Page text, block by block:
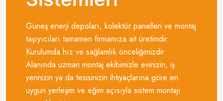
Güneş enerji depoları, kolektör panelleri ve montaj
taşıyıcıları tamamen firmamıza ait üretimdir.
Kurulumda hız ve sağlamlık önceliğimizdir.
Alanında uzman montaj ekibimizle evinizin, iş
yerinizin ya da tesisinizin ihtiyaçlarına göre en
uygun yerleşim ve eğim açısıyla sistem montajı